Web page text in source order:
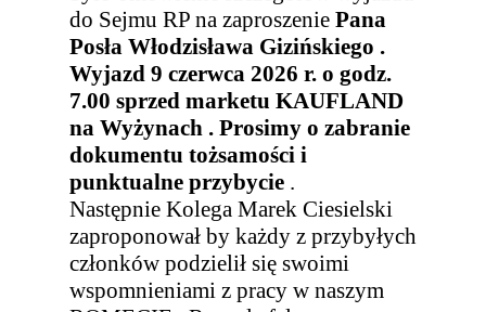
do Sejmu RP na zaproszenie Pana
Posła Włodzisława Gizińskiego .
Wyjazd 9 czerwca 2026 r. o godz.
7.00 sprzed marketu KAUFLAND
na Wyżynach . Prosimy o zabranie
dokumentu tożsamości i
punktualne przybycie .
Następnie Kolega Marek Ciesielski
zaproponował by każdy z przybyłych
członków podzielił się swoimi
wspomnieniami z pracy w naszym